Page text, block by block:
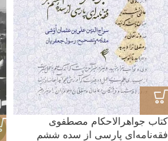
کتاب جواهرالاحکام مصطفوی
فقه‌نامه‌ای پارسی از سده ششم